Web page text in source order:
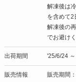
解凍後は
を含めて2
解凍後の
でお避けく
出荷期間 '25/6/24 ～
販売情報 販売期間